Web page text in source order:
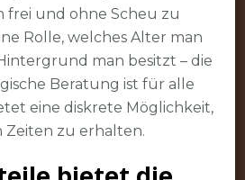
frei und ohne Scheu zu
Rolle, welches Alter man
man besitzt – die
Beratung ist für alle
eine diskrete Möglichkeit,
Zeiten zu erhalten.